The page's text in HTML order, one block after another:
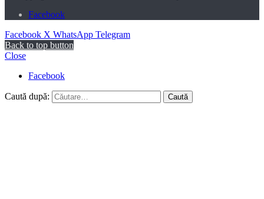
Facebook
Facebook X WhatsApp Telegram
Back to top button
Close
Facebook
Caută după: